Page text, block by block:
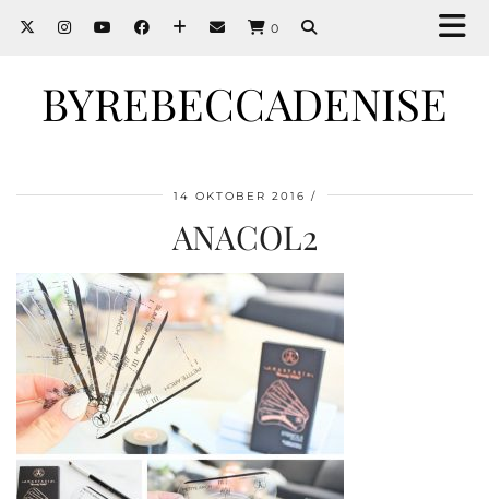
0
BYREBECCADENISE
14 OKTOBER 2016
ANACOL2